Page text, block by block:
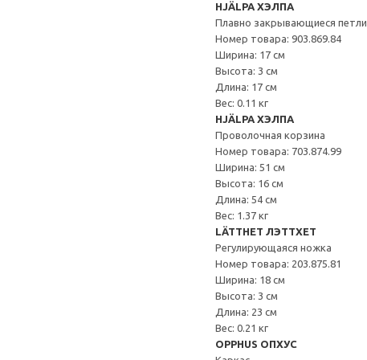
HJÄLPA ХЭЛПА
Плавно закрывающиеся петли
Номер товара: 903.869.84
Ширина: 17 см
Высота: 3 см
Длина: 17 см
Вес: 0.11 кг
HJÄLPA ХЭЛПА
Проволочная корзина
Номер товара: 703.874.99
Ширина: 51 см
Высота: 16 см
Длина: 54 см
Вес: 1.37 кг
LÄTTHET ЛЭТТХЕТ
Регулирующаяся ножка
Номер товара: 203.875.81
Ширина: 18 см
Высота: 3 см
Длина: 23 см
Вес: 0.21 кг
OPPHUS ОПХУС